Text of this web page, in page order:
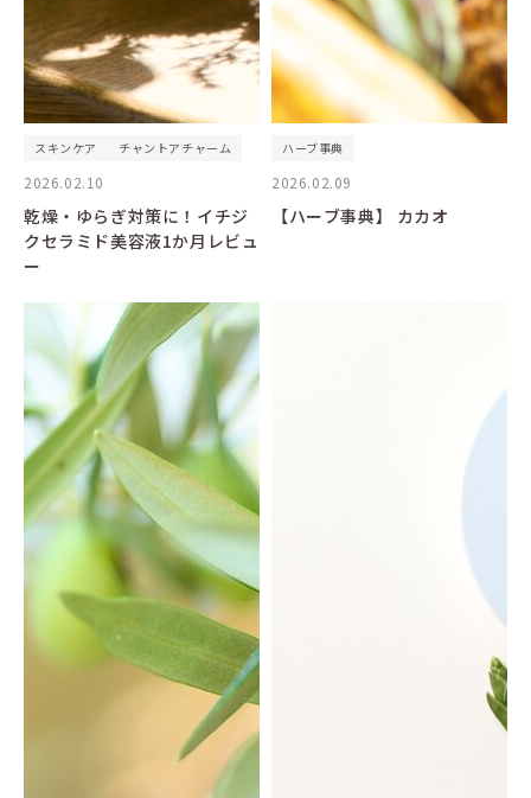
スキンケア チャントアチャーム
2026.02.10
乾燥・ゆらぎ対策に！イチジ
クセラミド美容液1か月レビュ
ー
ハーブ事典
2026.02.09
【ハーブ事典】 カカオ